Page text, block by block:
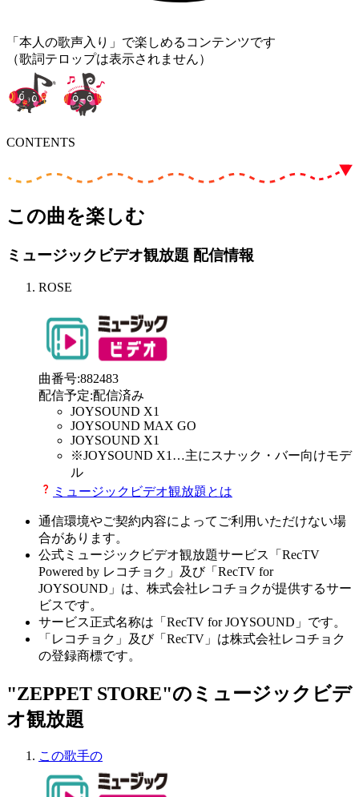
「本人の歌声入り」で楽しめるコンテンツです
（歌詞テロップは表示されません）
CONTENTS
この曲を楽しむ
ミュージックビデオ観放題 配信情報
ROSE
曲番号:882483
配信予定:配信済み
JOYSOUND X1
JOYSOUND MAX GO
JOYSOUND X1
※JOYSOUND X1 …主にスナック・バー向けモデ
ル
ミュージックビデオ観放題とは
通信環境やご契約内容によってご利用いただけない場
合があります。
公式ミュージックビデオ観放題サービス「RecTV
Powered by レコチョク」及び「RecTV for
JOYSOUND」は、株式会社レコチョクが提供するサー
ビスです。
サービス正式名称は「RecTV for JOYSOUND」です。
「レコチョク」及び「RecTV」は株式会社レコチョク
の登録商標です。
"ZEPPET STORE"のミュージックビデ
オ観放題
この歌手の